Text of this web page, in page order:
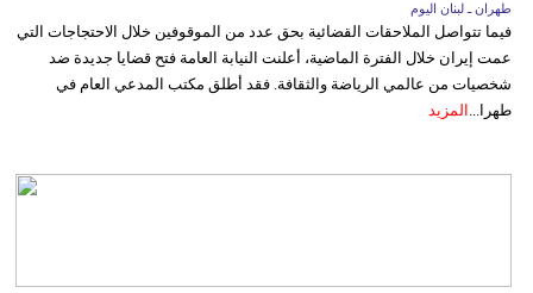
طهران ـ لبنان اليوم
فيما تتواصل الملاحقات القضائية بحق عدد من الموقوفين خلال الاحتجاجات التي
عمت إيران خلال الفترة الماضية، أعلنت النيابة العامة فتح قضايا جديدة ضد
شخصيات من عالمي الرياضة والثقافة. فقد أطلق مكتب المدعي العام في
طهرا... المزيد